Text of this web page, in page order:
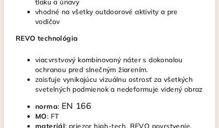
tlaku a únavy
vhodné na všetky outdoorové aktivity a pre
vodičov
REVO technológia
viacvrstvový kombinovaný náter s dokonalou
ochranou pred slnečným žiarením.
zaisťuje vynikajúcu vizuálnu ostrosť za všetkých
svetelných podmienok a nedeformuje videný obraz
norma: EN 166
MO: FT
materiál: priezor high-tech, REVO povrstvenie,